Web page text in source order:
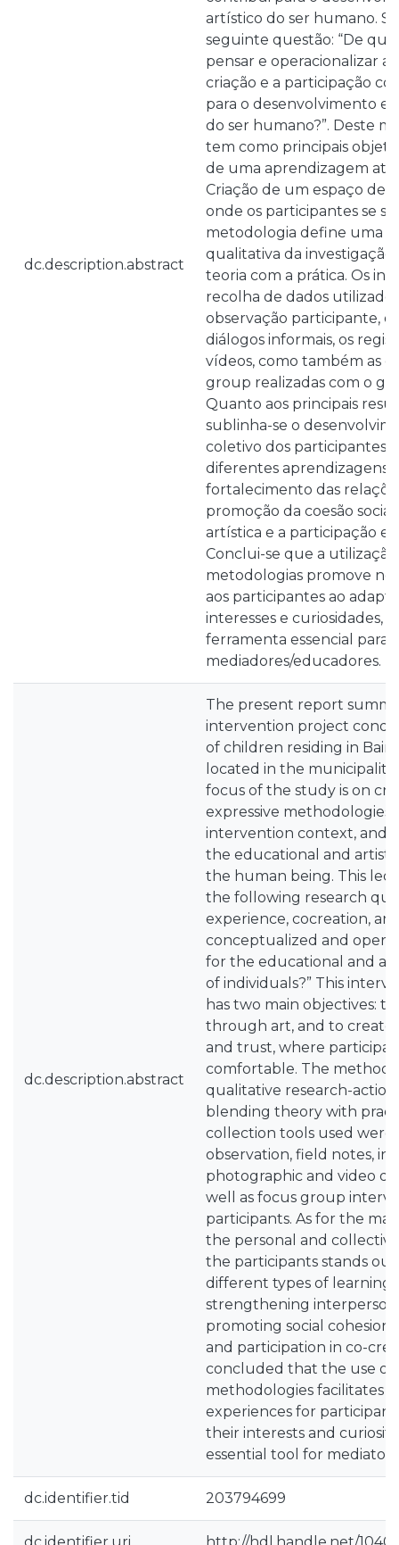
dc.description.abstract
artístico do ser humano.
seguinte questão: “De
pensar e operacionalizar a
criação e a participação
para o desenvolvimento
do ser humano?”. Deste
tem como principais
de uma aprendizagem
Criação de um espaço de
onde os participantes se
metodologia define uma
qualitativa da
teoria com a prática. Os
recolha de dados
observação participante, o
diálogos informais, os
vídeos, como também as
group realizadas com o
Quanto aos principais
sublinha-se o
coletivo dos participantes,
diferentes aprendizagens,
fortalecimento das
promoção da coesão
artística e a participação
Conclui-se que a
metodologias promove
aos participantes ao
interesses e curiosidades,
ferramenta essencial para
mediadores/educadores.
dc.description.abstract
The present report
intervention project
of children residing in
located in the municipality
focus of the study is on
expressive methodologies
intervention context, and
the educational and
the human being. This
the following research
experience, cocreation,
conceptualized and
for the educational and
of individuals?” This
has two main objectives:
through art, and to create
and trust, where
comfortable. The
qualitative research-
blending theory with
collection tools used were
observation, field notes,
photographic and video
well as focus group
participants. As for the
the personal and
the participants stands
different types of learning,
strengthening
promoting social
and participation in co-
concluded that the use of
methodologies facilitates
experiences for
their interests and
essential tool for
dc.identifier.tid 203794699